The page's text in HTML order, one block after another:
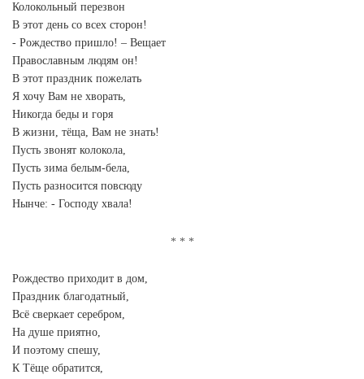
Колокольный перезвон
В этот день со всех сторон!
- Рождество пришло! – Вещает
Православным людям он!
В этот праздник пожелать
Я хочу Вам не хворать,
Никогда беды и горя
В жизни, тёща, Вам не знать!
Пусть звонят колокола,
Пусть зима белым-бела,
Пусть разносится повсюду
Нынче: - Господу хвала!
Рождество приходит в дом,
Праздник благодатный,
Всё сверкает серебром,
На душе приятно,
И поэтому спешу,
К Тёще обратится,